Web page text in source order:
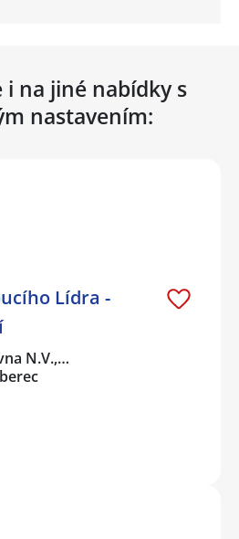
i na jiné nabídky s
nastavením:
Lídra -
N.V.,…